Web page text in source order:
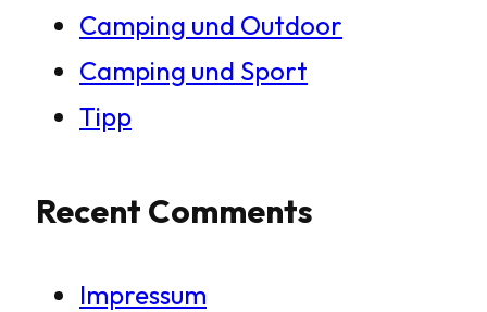
Camping und Outdoor
Camping und Sport
Tipp
Recent Comments
Impressum